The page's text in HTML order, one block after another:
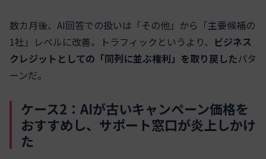
数カ月後、AI回答での扱いは「その他」から「主要候補の
1社」レベルに改善。トラフィックというより、 ビジネス
クレジットとしての「同列に並ぶ権利」を取り戻したパタ
ーンだ。
ケース2：AIが古いキャンペーン価格を
おすすめし、サポート窓口が炎上しかけ
た